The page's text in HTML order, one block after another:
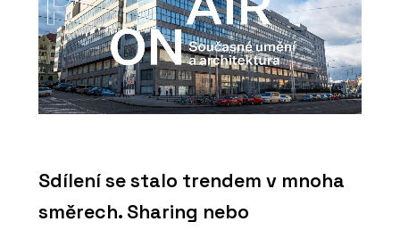
Sdílení se stalo trendem v mnoha
směrech. Sharing nebo